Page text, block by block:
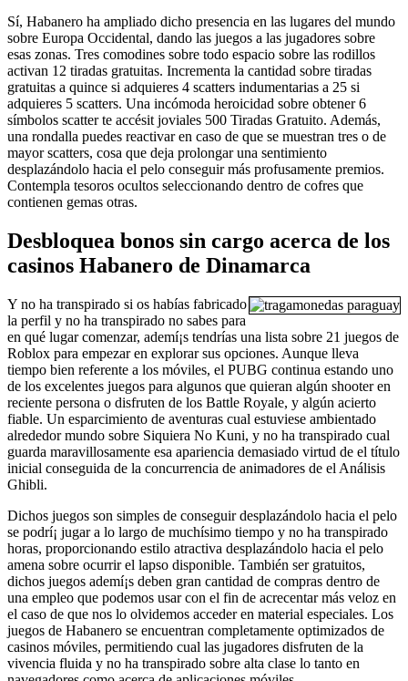
Sí, Habanero ha ampliado dicho presencia en las lugares del mundo
sobre Europa Occidental, dando las juegos a las jugadores sobre
esas zonas. Tres comodines sobre todo espacio sobre las rodillos
activan 12 tiradas gratuitas. Incrementa la cantidad sobre tiradas
gratuitas a quince si adquieres 4 scatters indumentarias a 25 si
adquieres 5 scatters. Una incómoda heroicidad sobre obtener 6
símbolos scatter te accésit joviales 500 Tiradas Gratuito. Además,
una rondalla puedes reactivar en caso de que se muestran tres o de
mayor scatters, cosa que deja prolongar una sentimiento
desplazándolo hacia el pelo conseguir más profusamente premios.
Contempla tesoros ocultos seleccionando dentro de cofres que
contienen gemas otras.
Desbloquea bonos sin cargo acerca de los
casinos Habanero de Dinamarca
Y no ha transpirado si os habías fabricado
la perfil y no ha transpirado no sabes para
en qué lugar comenzar, ademí¡s tendrí­as una lista sobre 21 juegos de
Roblox para empezar en explorar sus opciones. Aunque lleva
tiempo bien referente a los móviles, el PUBG continua estando uno
de los excelentes juegos para algunos que quieran algún shooter en
reciente persona o disfruten de los Battle Royale, y algún acierto
fiable. Un esparcimiento de aventuras cual estuviese ambientado
alrededor mundo sobre Siquiera No Kuni, y no ha transpirado cual
guarda maravillosamente esa apariencia demasiado virtud de el título
inicial conseguida de la concurrencia de animadores de el Análisis
Ghibli.
Dichos juegos son simples de conseguir desplazándolo hacia el pelo
se podrí¡ jugar a lo largo de muchísimo tiempo y no ha transpirado
horas, proporcionando estilo atractiva desplazándolo hacia el pelo
amena sobre ocurrir el lapso disponible. También ser gratuitos,
dichos juegos ademí¡s deben gran cantidad de compras dentro de
una empleo que podemos usar con el fin de acrecentar más veloz en
el caso de que nos lo olvidemos acceder en material especiales. Los
juegos de Habanero se encuentran completamente optimizados de
casinos móviles, permitiendo cual las jugadores disfruten de la
vivencia fluida y no ha transpirado sobre alta clase lo tanto en